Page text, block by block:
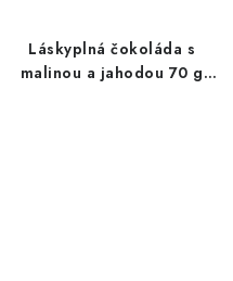
Láskyplná čokoláda s
malinou a jahodou 70 g